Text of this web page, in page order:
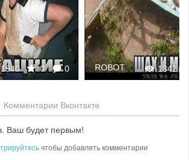
0 0 1842
ROBOT
Комментарии Вконтакте
Ваш будет первым!
чтобы добавлять комментарии